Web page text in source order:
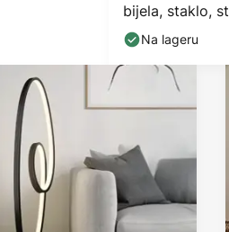
bijela, staklo,
Na lageru